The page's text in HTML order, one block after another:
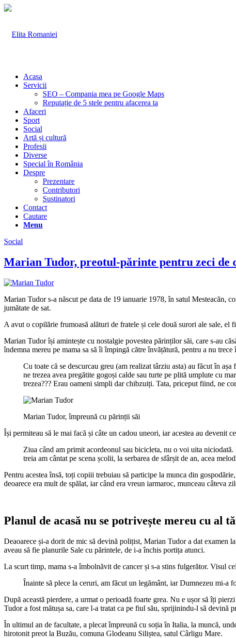
Acasa
Servicii
SEO – Compania mea pe Google Maps
Reputație de 5 stele pentru afacerea ta
Afaceri
Sport
Social
Artă și cultură
Profesii
Diverse
Special în România
Despre
Prezentare
Contributori
Sustinatori
Contact
Cautare
Menu
Social
Marian Tudor, preotul-părinte pentru zeci de
Marian Tudor s-a născut pe data de 19 ianuarie 1978, în satul Mesteacăn,
jumătate de sat.
A avut o copilărie frumoasă alături de fratele și cele două surori ale sale,
Marian Tudor își amintește cu nostalgie povestea părinților săi, care s-au
îndemna mereu pe mama sa să îi împingă către învățătură, pentru a nu
Cu toate că se descurcau greu (am realizat târziu asta) au făcut în
ne trezea avea pregătite gogoși calde sau turte pe plită umplute cu
trezea??? Erau oameni simpli dar chibzuiți. Tata, priceput fiind, ne
Marian Tudor, împreună cu părinții săi
Își permiteau să le mai facă și câte un cadou uneori, iar acestea au
Ziua când am primit acordeonul sau bicicleta, nu o voi uita
treia am cântat pe scena școlii, la serbarea de sfârșit de an, acea
Pentru acestea însă, toți copiii trebuiau să participe la munca din
deoarece era mult de spălat, iar când era vreun iarmaroc, munceau câteva
Planul de acasă nu se potrivește mereu cu al
Deaoarece și-a dorit de mic să devină polițist, Marian Tudor a dat examen
aveau să fie planurile Sale cu părintele, de i-a închis portița atunci.
La scurt timp, mama s-a îmbolnăvit de cancer și s-a stins fulgerător. Visul
Înainte să plece la ceruri, am făcut un legământ, iar Dumnezeu mi-
După această pierdere, a urmat o perioadă foarte grea. Nu e ușor să îți
Tudor a fost mătușa sa, care l-a tratat ca pe fiul său, sprijinindu-l să devină
În ultimul an de facultate, a plecat împreună cu soția în Italia, la muncă,
hirotonit preot la Buzău, comuna Glodeanu Siliștea, satul Cârligu Mare.